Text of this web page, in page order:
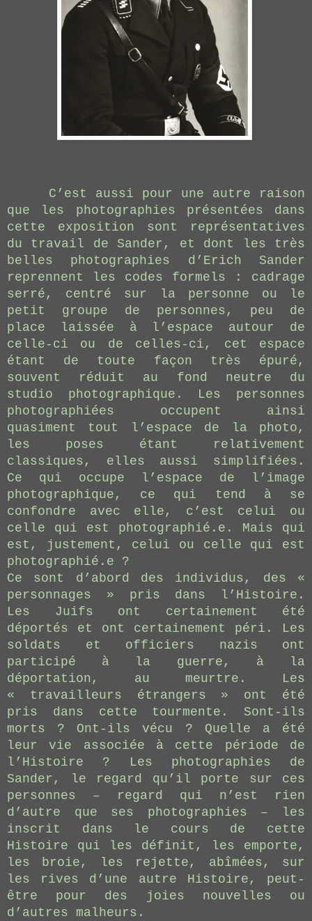
C’est aussi pour une autre raison
que les photographies présentées dans
cette exposition sont représentatives
du travail de Sander, et dont les très
belles photographies d’Erich Sander
reprennent les codes formels : cadrage
serré, centré sur la personne ou le
petit groupe de personnes, peu de
place laissée à l’espace autour de
celle-ci ou de celles-ci, cet espace
étant de toute façon très épuré,
souvent réduit au fond neutre du
studio photographique. Les personnes
photographiées occupent ainsi
quasiment tout l’espace de la photo,
les poses étant relativement
classiques, elles aussi simplifiées.
Ce qui occupe l’espace de l’image
photographique, ce qui tend à se
confondre avec elle, c’est celui ou
celle qui est photographié.e. Mais qui
est, justement, celui ou celle qui est
photographié.e ?
Ce sont d’abord des individus, des «
personnages » pris dans l’Histoire.
Les Juifs ont certainement été
déportés et ont certainement péri. Les
soldats et officiers nazis ont
participé à la guerre, à la
déportation, au meurtre. Les
« travailleurs étrangers » ont été
pris dans cette tourmente. Sont-ils
morts ? Ont-ils vécu ? Quelle a été
leur vie associée à cette période de
l’Histoire ? Les photographies de
Sander, le regard qu’il porte sur ces
personnes – regard qui n’est rien
d’autre que ses photographies – les
inscrit dans le cours de cette
Histoire qui les définit, les emporte,
les broie, les rejette, abîmées, sur
les rives d’une autre Histoire, peut-
être pour des joies nouvelles ou
d’autres malheurs.